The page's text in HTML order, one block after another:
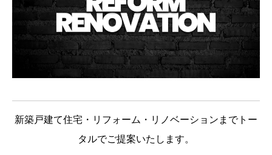
新築戸建て住宅・ リフォーム・リノベーションまでトー
タルでご提案いたします。